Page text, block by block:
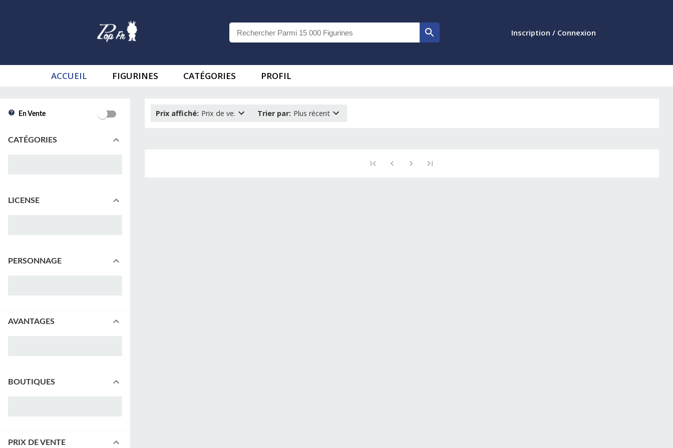
Inscription / Connexion
ACCUEIL FIGURINES CATÉGORIES PROFIL
En Vente
CATÉGORIES
LICENSE
PERSONNAGE
AVANTAGES
BOUTIQUES
PRIX DE VENTE
Prix affiché: Prix de ve. Trier par: Plus récent